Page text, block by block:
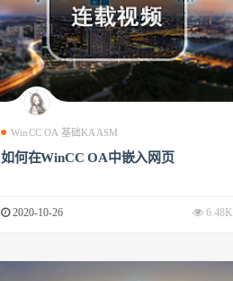
WinCC OA 基础KAASM
如何在WinCC OA中嵌入网页
2020-10-26 6.48K